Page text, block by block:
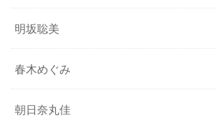
明坂聡美
春木めぐみ
朝日奈丸佳